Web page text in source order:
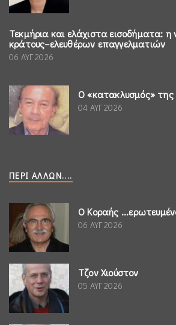
Τεκμήρια και ελάχιστα εισοδήματα: η
κράτους–ελευθέρων επαγγελματιών
06 ΑΥΓ 2026
Ο «κατακλυσμός»
04 ΑΥΓ 2026
ΠΕΡΊ ΆΛΛΩΝ....
Ο Κοραής
06 ΑΥΓ 2026
Τζον Χιούστον
05 ΑΥΓ 2026